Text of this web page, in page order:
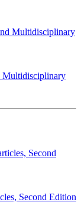
Multidisciplinary
Second Edition